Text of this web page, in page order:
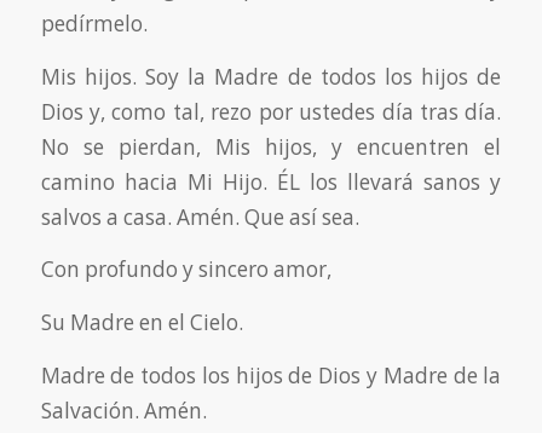
pedírmelo.
Mis hijos. Soy la Madre de todos los hijos de
Dios y, como tal, rezo por ustedes día tras día.
No se pierdan, Mis hijos, y encuentren el
camino hacia Mi Hijo. ÉL los llevará sanos y
salvos a casa. Amén. Que así sea.
Con profundo y sincero amor,
Su Madre en el Cielo.
Madre de todos los hijos de Dios y Madre de la
Salvación. Amén.